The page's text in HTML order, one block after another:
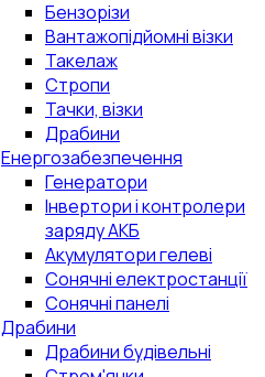
Бензорізи
Вантажопідйомні візки
Такелаж
Стропи
Тачки, візки
Драбини
Енергозабезпечення
Генератори
Інвертори і контролери
заряду АКБ
Акумулятори гелеві
Сонячні електростанції
Сонячні панелі
Драбини
Драбини будівельні